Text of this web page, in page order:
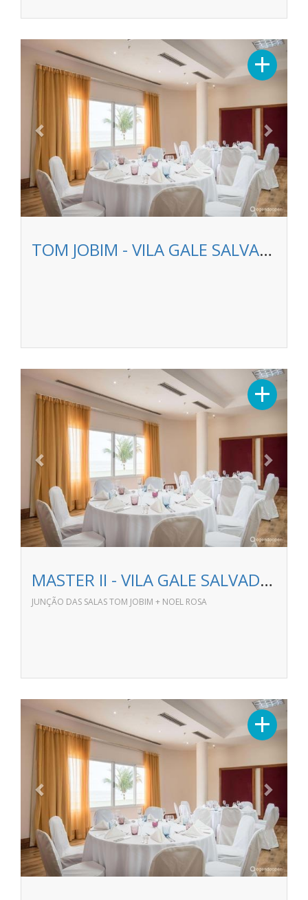
+
Previous Next
TOM JOBIM - VILA GALE SALVADOR
+
Previous Next
MASTER II - VILA GALE SALVADOR
JUNÇÃO DAS SALAS TOM JOBIM + NOEL ROSA
+
Previous Next